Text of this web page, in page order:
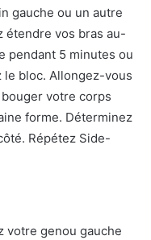
gauche ou un autre
étendre vos bras au-
pendant 5 minutes ou
le bloc. Allongez-vous
votre corps
forme. Déterminez
Répétez Side-
votre genou gauche